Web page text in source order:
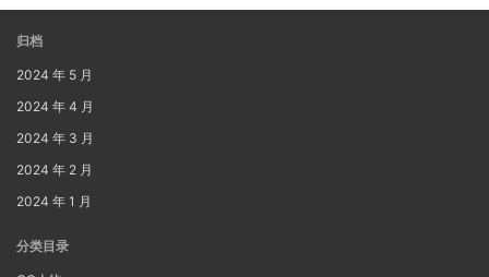
归档
2024 年 5 月
2024 年 4 月
2024 年 3 月
2024 年 2 月
2024 年 1 月
分类目录